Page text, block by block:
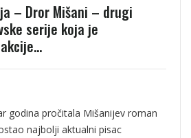
– Dror Mišani – drugi
serije koja je
godina pročitala Mišanijev roman
najbolji aktualni pisac